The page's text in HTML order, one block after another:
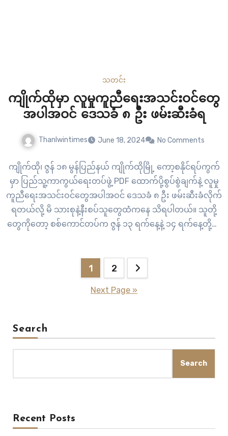
သတင်း
ကျိုက်ထိုမှာ လူမှုကူညီရေးအသင်းဝင်တွေ
အပါအဝင် ဒေသခံ ၈ ဦး ဖမ်းဆီးခံရ
Thanlwintimes June 18, 2024 No Comments
ကျိုက်ထို၊ ဇွန် ၁၈ မွန်ပြည်နယ် ကျိုက်ထိုမြို့ ကော့စနိုင်ရပ်ကွက်
မှာ ပြည်သူ့ကာကွယ်ရေးတပ်ဖွဲ့ PDF ထောက်ပို့စွပ်စွဲချက်နဲ့ လူမှု
ကူညီရေးအသင်းဝင်တွေအပါအဝင် ဒေသခံ ၈ ဦး ဖမ်းဆီးခံလိုက်
ရတယ်လို့ မိ သားစုနဲ့နီးစပ်သူတွေထံကနေ သိရပါတယ်။ သူတို့
တွေကိုတော့ စစ်ကောင်တပ်က ဇွန် ၁၃ ရက်နေ့နဲ့ ၁၄ ရက်နေ့တို့မှာ
1 2
Next Page »
Search
Search
Recent Posts